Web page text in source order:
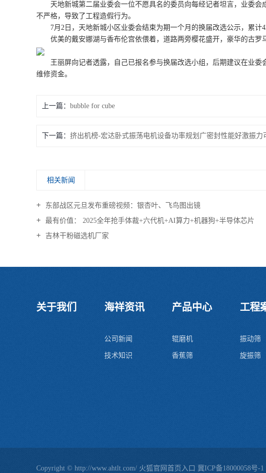
天地新城第二届业委会一位不愿具名的委员向每经记者坦言，业委会
不严格，导致了工程造假行为。
7月2日，天地新城小区业委会结束为期一个月的换届改选公示，累计
优美的戴安娜湖与香布伦宫依偎着，道路两旁樱花盛开，豪华的古罗
王丽屏向记者透露，自己已报名参与换届改选小组，后期建议在业委
维修资金。
上一篇： bubble for cube
下一篇： 挤出机榜-宏达卧式振荡电机设备​功率规划广密封性能好激振力
相关新闻
东部战区元旦发布重磅视频：银杏叶、飞鸟图出镜
最有价值： 2025全年抢手体裁+六代机+AI算力+机器狗+半导体芯片
吉林干粉磁选机厂家
关于我们 海祥资讯
公司新闻
技术知识
产品中心
辊磨机
香蕉筛
工程
振动筛
旋振筛
Copyright © http://www.ahtlt.com/ 火狐官网首页入口 冀ICP备18000058号-1